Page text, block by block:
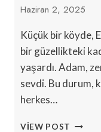
Haziran 2, 2025
Küçük bir köyde,
bir güzellikteki
yaşardı. Adam,
sevdi. Bu durum,
herkes…
VIEW POST ‘EN